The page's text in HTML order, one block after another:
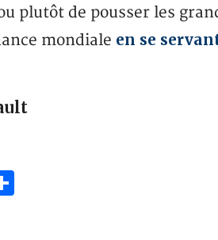
plutôt de pousser les
mondiale en se
Partager